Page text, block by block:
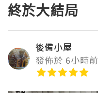
終於大結局
後備小屋
發佈於 6小時前